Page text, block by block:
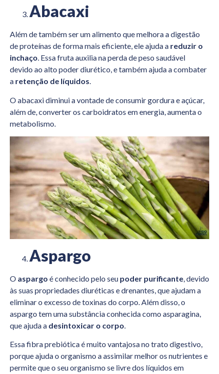
Abacaxi
Além de também ser um alimento que melhora a digestão
de proteínas de forma mais eficiente, ele ajuda a reduzir o
inchaço. Essa fruta auxilia na perda de peso saudável
devido ao alto poder diurético, e também ajuda a combater
a retenção de líquidos.
O abacaxi diminui a vontade de consumir gordura e açúcar,
além de, converter os carboidratos em energia, aumenta o
metabolismo.
Aspargo
O aspargo é conhecido pelo seu poder purificante , devido
às suas propriedades diuréticas e drenantes, que ajudam a
eliminar o excesso de toxinas do corpo. Além disso, o
aspargo tem uma substância conhecida como asparagina,
que ajuda a desintoxicar o corpo
Essa fibra prebiótica é muito vantajosa no trato digestivo,
porque ajuda o organismo a assimilar melhor os nutrientes e
permite que o seu organismo se livre dos líquidos em